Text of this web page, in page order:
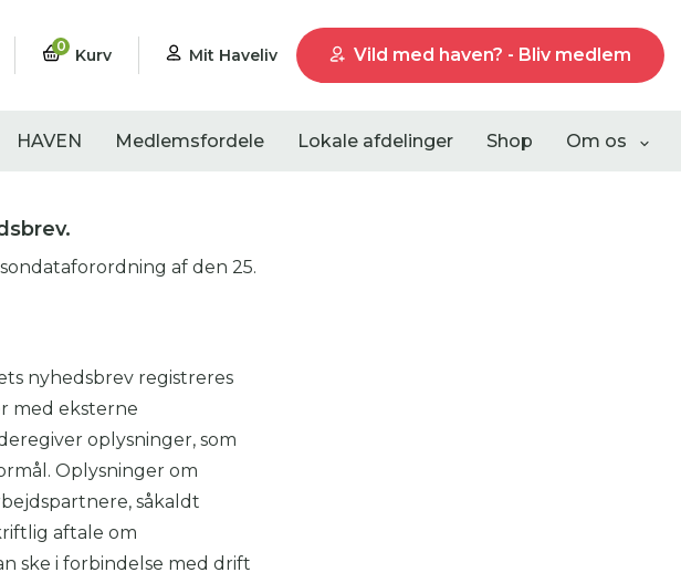
0 Kurv Mit Haveliv Vild med haven? - Bliv medlem
HAVEN Medlemsfordele Lokale afdelinger Shop Om os
tegn for at se
af den 25.
nyhedsbrev registreres
med eksterne
oplysninger, som
Oplysninger om
såkaldt
aftale om
ske i forbindelse med drift